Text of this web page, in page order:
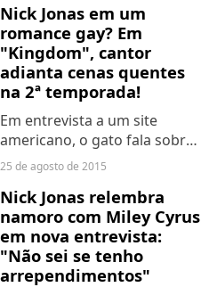
Nick Jonas em um
romance gay? Em
"Kingdom", cantor
adianta cenas quentes
na 2ª temporada!
Em entrevista a um site
americano, o gato fala sobre
a vida de Nate Kulina, seu
personagem na trama.
25 de agosto de 2015
Nick Jonas relembra
namoro com Miley Cyrus
em nova entrevista:
"Não sei se tenho
arrependimentos"